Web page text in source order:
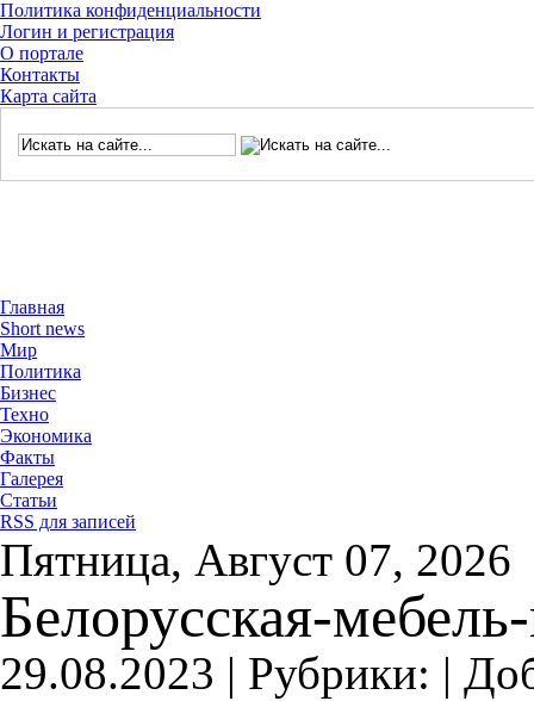
Политика конфиденциальности
Логин и регистрация
О портале
Контакты
Карта сайта
Главная
Short news
Мир
Политика
Бизнес
Техно
Экономика
Факты
Галерея
Статьи
RSS для записей
Пятница, Август 07, 2026
Белорусская-
29.08.2023 | Рубрики: |